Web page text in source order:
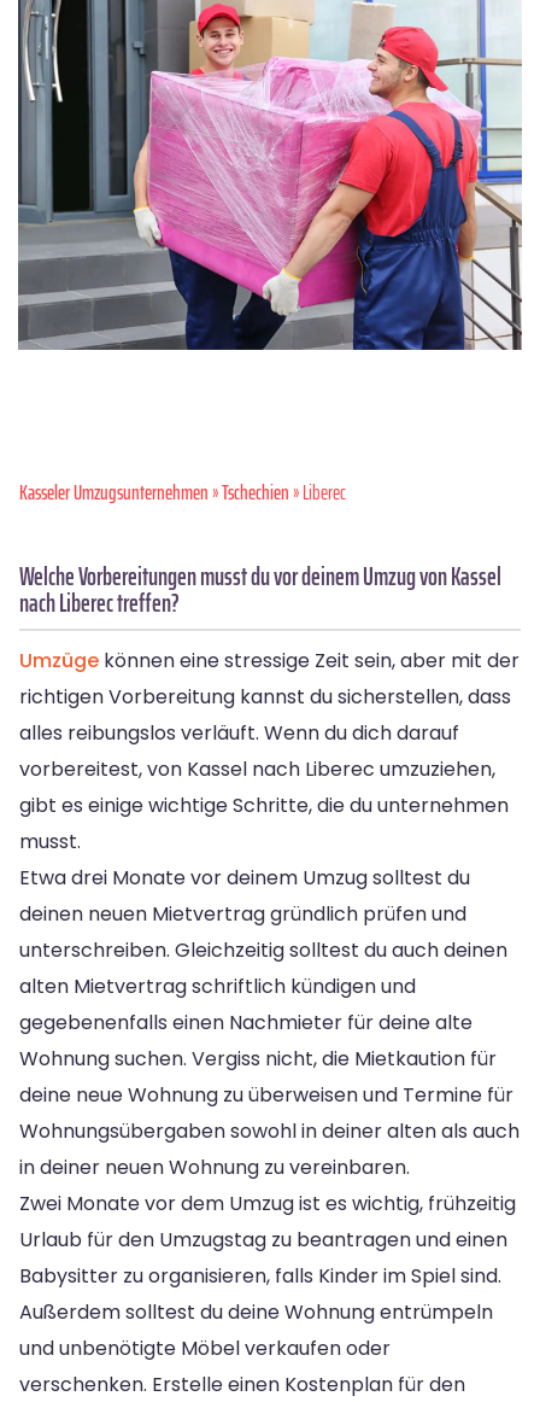
Kasseler Umzugsunternehmen»Tschechien» Liberec
Welche Vorbereitungen musst du vor deinem Umzug von Kassel
nach Liberec treffen?
Umzüge können eine stressige Zeit sein, aber mit der
richtigen Vorbereitung kannst du sicherstellen, dass
alles reibungslos verläuft. Wenn du dich darauf
vorbereitest, von Kassel nach Liberec umzuziehen,
gibt es einige wichtige Schritte, die du unternehmen
musst.
Etwa drei Monate vor deinem Umzug solltest du
deinen neuen Mietvertrag gründlich prüfen und
unterschreiben. Gleichzeitig solltest du auch deinen
alten Mietvertrag schriftlich kündigen und
gegebenenfalls einen Nachmieter für deine alte
Wohnung suchen. Vergiss nicht, die Mietkaution für
deine neue Wohnung zu überweisen und Termine für
Wohnungsübergaben sowohl in deiner alten als auch
in deiner neuen Wohnung zu vereinbaren.
Zwei Monate vor dem Umzug ist es wichtig, frühzeitig
Urlaub für den Umzugstag zu beantragen und einen
Babysitter zu organisieren, falls Kinder im Spiel sind.
Außerdem solltest du deine Wohnung entrümpeln
und unbenötigte Möbel verkaufen oder
verschenken. Erstelle einen Kostenplan für den